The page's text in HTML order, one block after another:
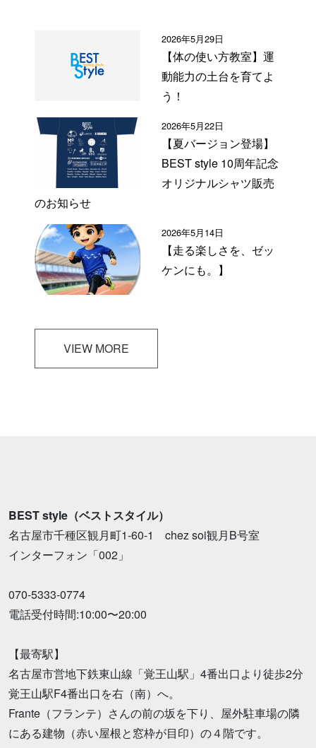
2026年5月29日
【体の使い方教室】運
動能力の土台を育てよ
う！
2026年5月22日
【夏バージョン登場】
BEST style 10周年記念
オリジナルシャツ販売
のお知らせ
2026年5月14日
【走る楽しさを、ゼッ
ケンにも。】
VIEW MORE
BEST style（ベストスタイル）
名古屋市千種区観月町1-60-1 chez soi観月B号室
インターフォン「002」
070-5333-0774
電話受付時間:10:00〜20:00
【最寄駅】
名古屋市営地下鉄東山線「覚王山駅」4番出口より徒歩2分
覚王山駅F4番出口を右（南）へ。
Frante（フランテ）さんの前の坂を下り、屋外駐車場の隣
にある建物（赤い屋根と窓枠が目印）の４階です。